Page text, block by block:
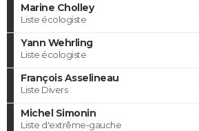
Marine Cholley
Liste écologiste
Yann Wehrling
Liste écologiste
François Asselineau
Liste Divers
Michel Simonin
Liste d'extrême-gauche